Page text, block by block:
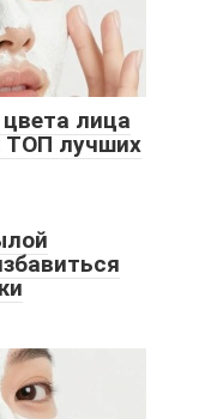
лица
ТОП лучших